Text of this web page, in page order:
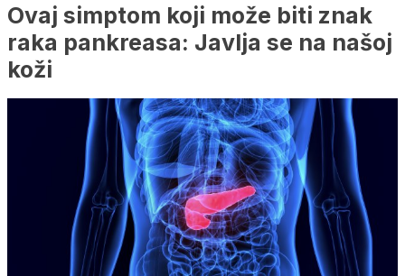
Ovaj simptom koji može biti znak
raka pankreasa: Javlja se na našoj
koži